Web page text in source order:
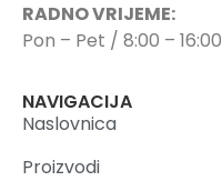
RADNO VRIJEME:
Pon – Pet / 8:00 – 16:00
NAVIGACIJA
Naslovnica
Proizvodi